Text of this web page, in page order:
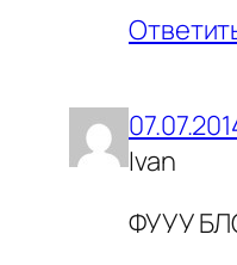
Ivan
ФУУУ